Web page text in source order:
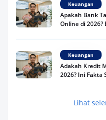
Keuangan
Apakah Bank
Online di
Keuangan
Adakah Kredit
2026? Ini Fakta
Keuangan
Lihat